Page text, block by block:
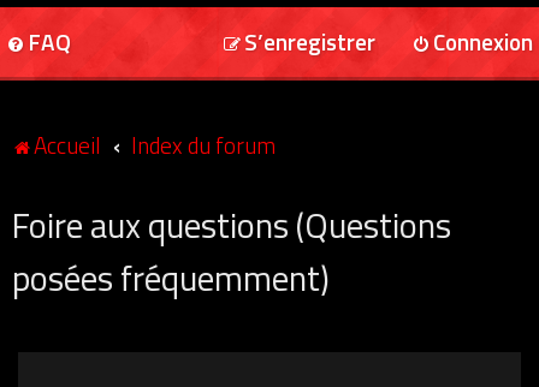
FAQ Connexion
S’enregistrer
Accueil Index du forum
Foire aux questions (Questions
posées fréquemment)